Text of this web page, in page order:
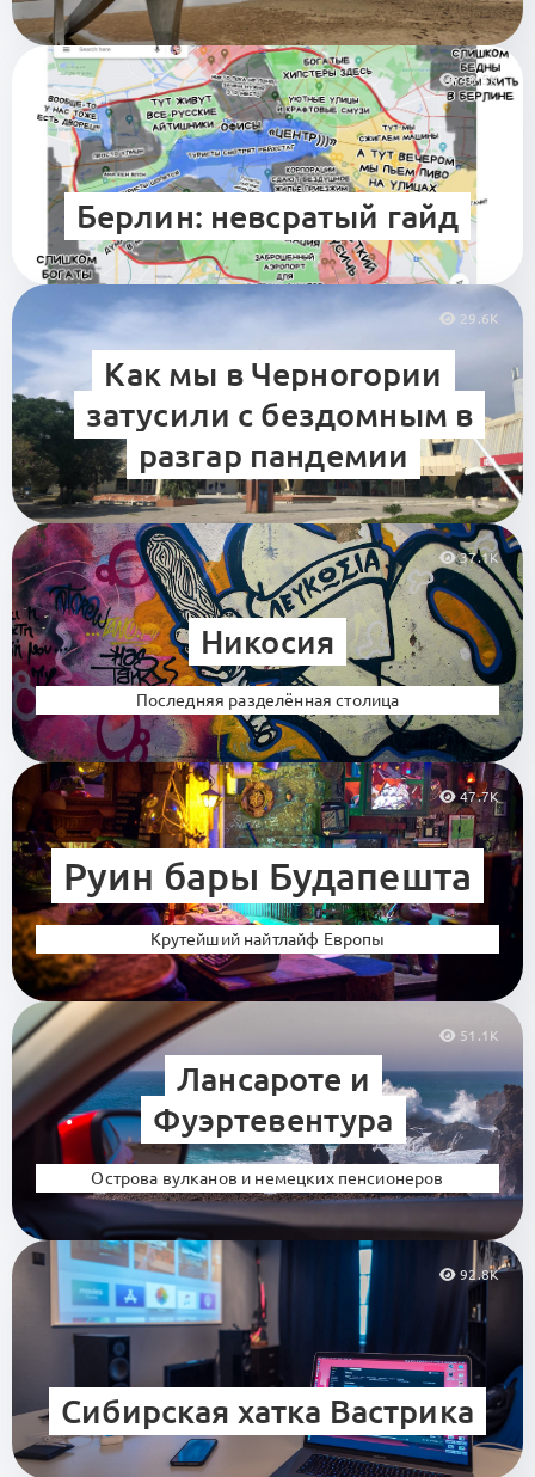
48.5K
Берлин: невсратый гайд
29.6K
Как мы в Черногории
затусили с бездомным в
разгар пандемии
37.1K
Никосия
Последняя разделённая столица
47.7K
Руин бары Будапешта
Крутейший найтлайф Европы
51.1K
Лансароте и
Фуэртевентура
Острова вулканов и немецких пенсионеров
92.8K
Сибирская хатка Вастрика